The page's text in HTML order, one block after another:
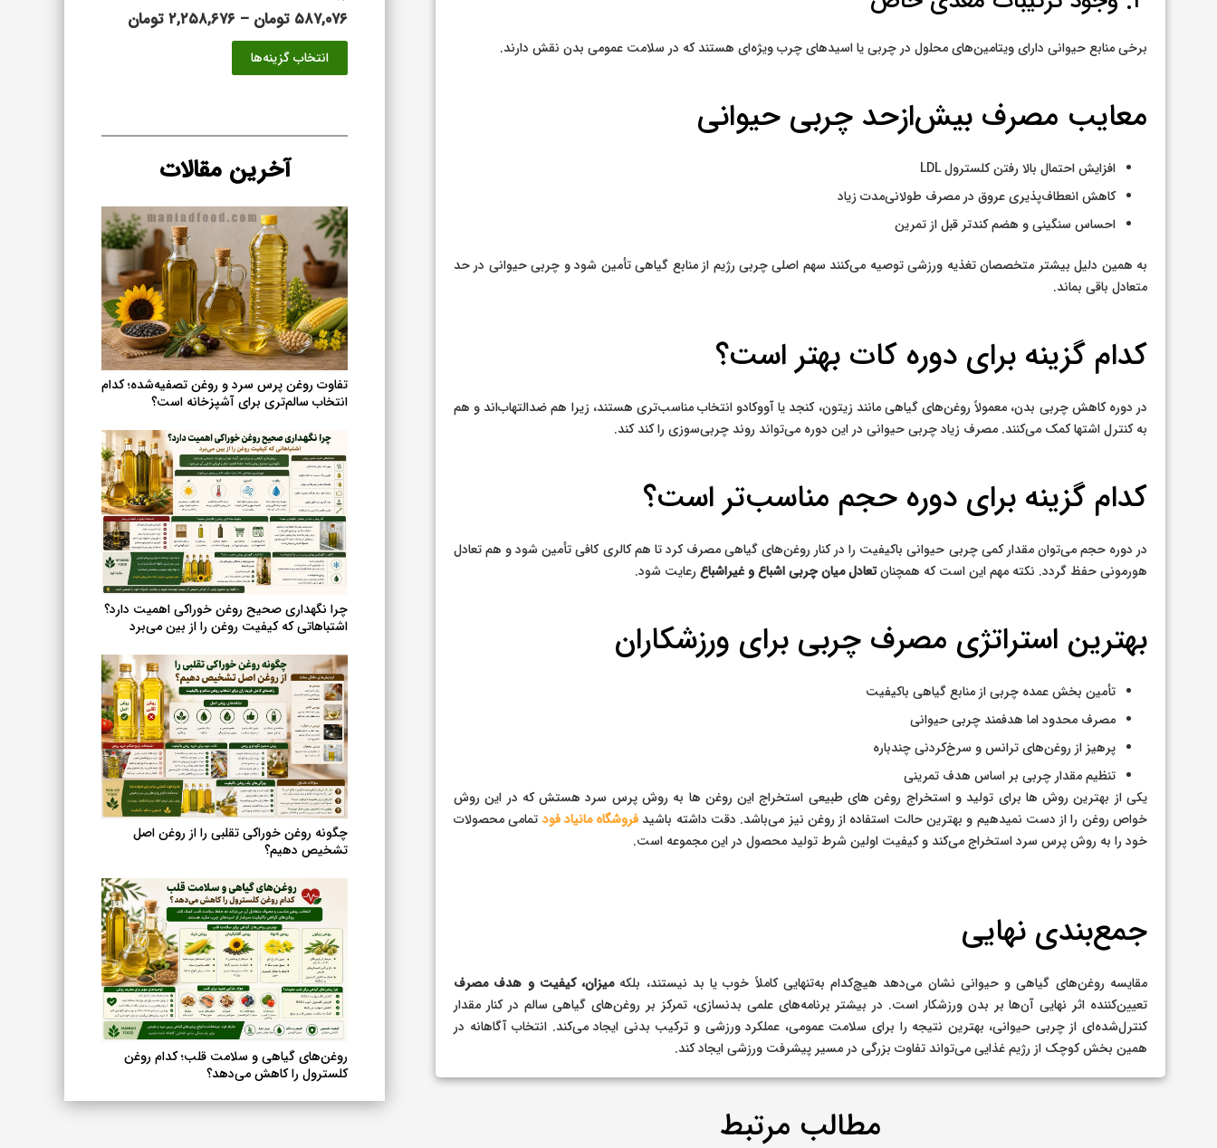
برخی منابع حیوانی دارای ویتامین‌های محلول در چربی یا اسیدهای چرب ویژه‌ای هستند که در سلامت عمومی بدن نقش دارند.
معایب مصرف بیش‌ازحد چربی حیوانی
افزایش احتمال بالا رفتن کلسترول LDL
کاهش انعطاف‌پذیری عروق در مصرف طولانی‌مدت زیاد
احساس سنگینی و هضم کندتر قبل از تمرین
به همین دلیل بیشتر متخصصان تغذیه ورزشی توصیه می‌کنند سهم اصلی چربی رژیم از منابع گیاهی تأمین شود و چربی حیوانی در حد
متعادل باقی بماند.
کدام گزینه برای دوره کات بهتر است؟
در دوره کاهش چربی بدن، معمولاً روغن‌های گیاهی مانند زیتون، کنجد یا آووکادو انتخاب مناسب‌تری هستند، زیرا هم ضدالتهاب‌اند و هم
به کنترل اشتها کمک می‌کنند. مصرف زیاد چربی حیوانی در این دوره می‌تواند روند چربی‌سوزی را کند کند.
کدام گزینه برای دوره حجم مناسب‌تر است؟
در دوره حجم می‌توان مقدار کمی چربی حیوانی باکیفیت را در کنار روغن‌های گیاهی مصرف کرد تا هم کالری کافی تأمین شود و هم تعادل
هورمونی حفظ گردد. نکته مهم این است که همچنانتعادل میان چربی اشباع و غیراشباع رعایت شود.
بهترین استراتژی مصرف چربی برای ورزشکاران
تأمین بخش عمده چربی از منابع گیاهی باکیفیت
مصرف محدود اما هدفمند چربی حیوانی
پرهیز از روغن‌های ترانس و سرخ‌کردنی چندباره
تنظیم مقدار چربی بر اساس هدف تمرینی
یکی از بهترین روش ها برای تولید و استخراج روغن های طبیعی استخراج این روغن ها به روش پرس سرد هستش که در این روش
خواص روغن را از دست نمیدهیم و بهترین حالت استفاده از روغن نیز می‌باشد. دقت داشته باشیدفروشگاه مانیاد فود تمامی محصولات
خود را به روش پرس سرد استخراج می‌کند و کیفیت اولین شرط تولید محصول در این مجموعه است.
جمع‌بندی نهایی
مقایسه روغن‌های گیاهی و حیوانی نشان می‌دهد هیچ‌کدام به‌تنهایی کاملاً خوب یا بد نیستند، بلکهمیزان، کیفیت و هدف مصرف
تعیین‌کننده اثر نهایی آن‌ها بر بدن ورزشکار است. در بیشتر برنامه‌های علمی بدنسازی، تمرکز بر روغن‌های گیاهی سالم در کنار مقدار
کنترل‌شده‌ای از چربی حیوانی، بهترین نتیجه را برای سلامت عمومی، عملکرد ورزشی و ترکیب بدنی ایجاد می‌کند. انتخاب آگاهانه در
همین بخش کوچک از رژیم غذایی می‌تواند تفاوت بزرگی در مسیر پیشرفت ورزشی ایجاد کند.
مطالب مرتبط
۵۸۷,۰۷۶ تومان – ۲,۲۵۸,۶۷۶تومان
انتخاب گزینه‌ها
باشد.
ها
است
در
صفحه
محصول
انتخاب
شوند
آخرین مقالات
تفاوت روغن پرس سرد و روغن تصفیه‌شده؛ کدام
انتخاب سالم‌تری برای آشپزخانه است؟
چرا نگهداری صحیح روغن خوراکی اهمیت دارد؟
اشتباهاتی که کیفیت روغن را از بین می‌برد
چگونه روغن خوراکی تقلبی را از روغن اصل
تشخیص دهیم؟
روغن‌های گیاهی و سلامت قلب؛ کدام روغن
کلسترول را کاهش می‌دهد؟